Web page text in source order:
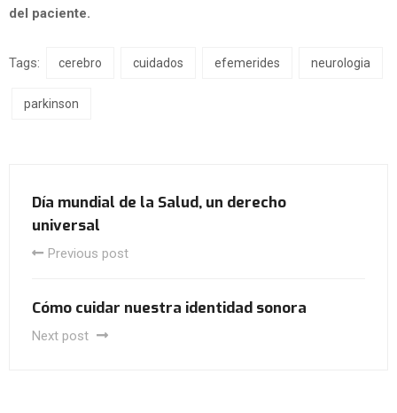
del paciente.
Tags: cerebro cuidados efemerides neurologia
parkinson
Día mundial de la Salud, un derecho
universal
Previous post
Cómo cuidar nuestra identidad sonora
Next post